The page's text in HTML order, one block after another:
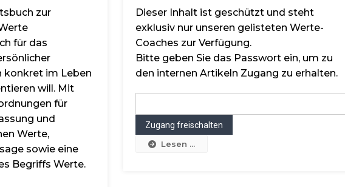
zur
für das
konkret im Leben
will. Mit
für
und
Werte,
sowie eine
Begriffs Werte.
Dieser Inhalt ist geschützt und steht
exklusiv nur unseren gelisteten Werte-
Coaches zur Verfügung.
Bitte geben Sie das Passwort ein, um zu
den internen Artikeln Zugang zu erhalten.
Lesen ...